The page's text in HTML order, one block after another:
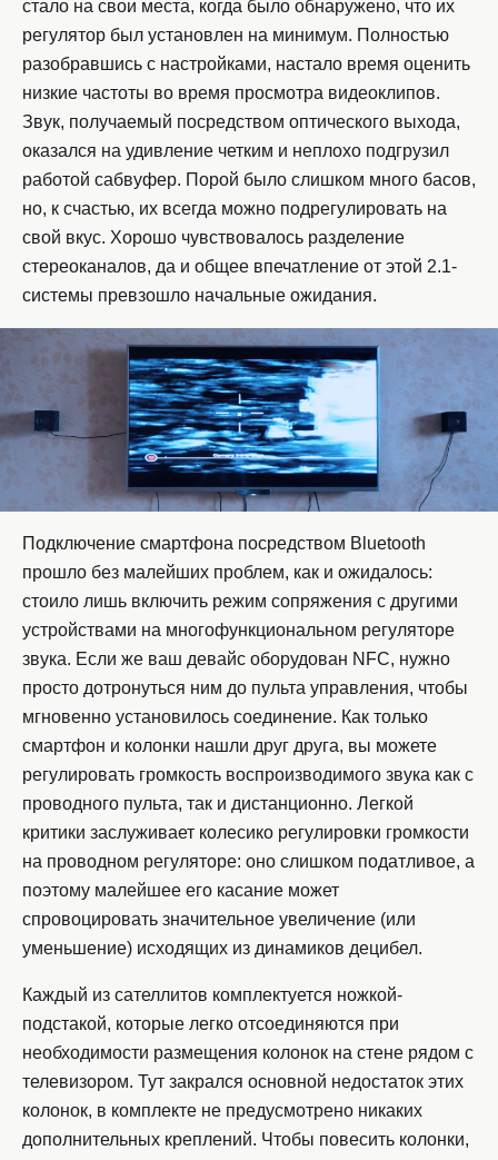
стало на свои места, когда было обнаружено, что их
регулятор был установлен на минимум. Полностью
разобравшись с настройками, настало время оценить
низкие частоты во время просмотра видеоклипов.
Звук, получаемый посредством оптического выхода,
оказался на удивление четким и неплохо подгрузил
работой сабвуфер. Порой было слишком много басов,
но, к счастью, их всегда можно подрегулировать на
свой вкус. Хорошо чувствовалось разделение
стереоканалов, да и общее впечатление от этой 2.1-
системы превзошло начальные ожидания.
Подключение смартфона посредством Bluetooth
прошло без малейших проблем, как и ожидалось:
стоило лишь включить режим сопряжения с другими
устройствами на многофункциональном регуляторе
звука. Если же ваш девайс оборудован NFC, нужно
просто дотронуться ним до пульта управления, чтобы
мгновенно установилось соединение. Как только
смартфон и колонки нашли друг друга, вы можете
регулировать громкость воспроизводимого звука как с
проводного пульта, так и дистанционно. Легкой
критики заслуживает колесико регулировки громкости
на проводном регуляторе: оно слишком податливое, а
поэтому малейшее его касание может
спровоцировать значительное увеличение (или
уменьшение) исходящих из динамиков децибел.
Каждый из сателлитов комплектуется ножкой-
подстакой, которые легко отсоединяются при
необходимости размещения колонок на стене рядом с
телевизором. Тут закрался основной недостаток этих
колонок, в комплекте не предусмотрено никаких
дополнительных креплений. Чтобы повесить колонки,